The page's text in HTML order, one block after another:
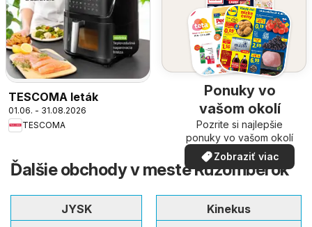
TESCOMA leták
01.06. - 31.08.2026
TESCOMA
Ponuky vo
vašom okolí
Pozrite si najlepšie
ponuky vo vašom okolí
Zobraziť viac
Ďalšie obchody v meste Ružomberok
JYSK
Kinekus